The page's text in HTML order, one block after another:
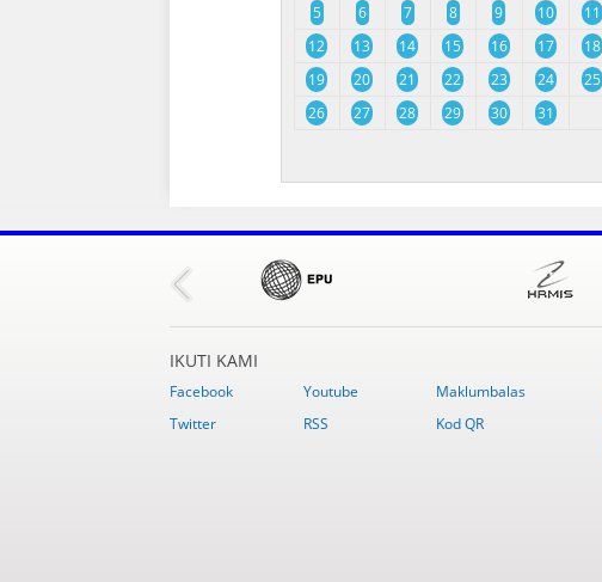
5
6 7 8 9 10
11
12
13 14 15 16 17
18
19
20 21 22 23 24
25
26
27 28 29 30 31
IKUTI KAMI
Facebook Youtube
Maklumbalas
Twitter
RSS Kod QR